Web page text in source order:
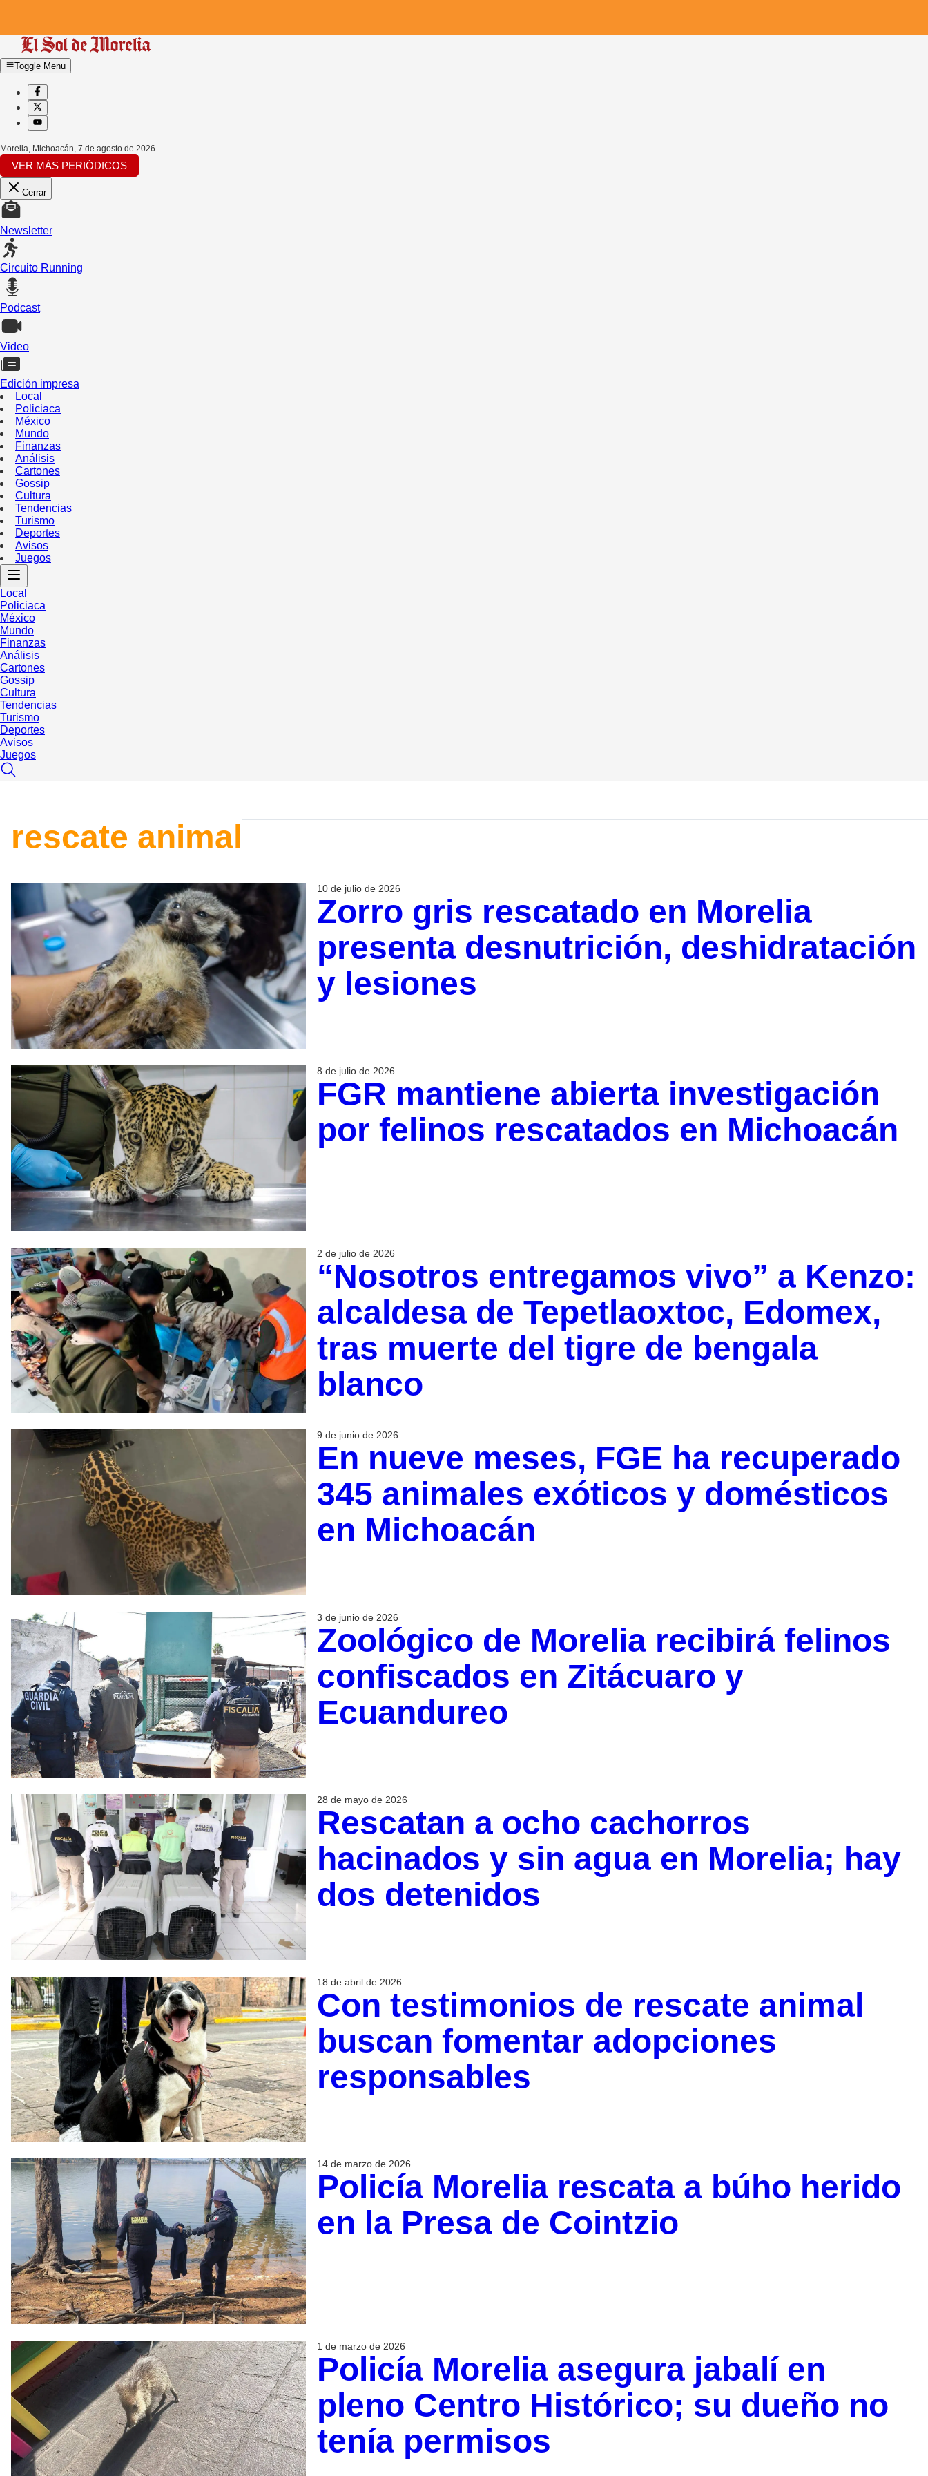
Toggle Menu
Morelia, Michoacán, 7 de agosto de 2026
VER MÁS PERIÓDICOS
Cerrar
Newsletter
Circuito Running
Podcast
Video
Edición impresa
Local
Policiaca
México
Mundo
Finanzas
Análisis
Cartones
Gossip
Cultura
Tendencias
Turismo
Deportes
Avisos
Juegos
Local
Policiaca
México
Mundo
Finanzas
Análisis
Cartones
Gossip
Cultura
Tendencias
Turismo
Deportes
Avisos
Juegos
rescate animal
10 de julio de 2026
Zorro gris rescatado en Morelia
presenta desnutrición, deshidratación
y lesiones
8 de julio de 2026
FGR mantiene abierta investigación
por felinos rescatados en Michoacán
2 de julio de 2026
“Nosotros entregamos vivo” a Kenzo:
alcaldesa de Tepetlaoxtoc, Edomex,
tras muerte del tigre de bengala
blanco
9 de junio de 2026
En nueve meses, FGE ha recuperado
345 animales exóticos y domésticos
en Michoacán
3 de junio de 2026
Zoológico de Morelia recibirá felinos
confiscados en Zitácuaro y
Ecuandureo
28 de mayo de 2026
Rescatan a ocho cachorros
hacinados y sin agua en Morelia; hay
dos detenidos
18 de abril de 2026
Con testimonios de rescate animal
buscan fomentar adopciones
responsables
14 de marzo de 2026
Policía Morelia rescata a búho herido
en la Presa de Cointzio
1 de marzo de 2026
Policía Morelia asegura jabalí en
pleno Centro Histórico; su dueño no
tenía permisos